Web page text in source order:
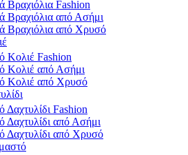
Βραχιόλια Fashion
Βραχιόλια από Ασήμι
Βραχιόλια από Χρυσό
Κολιέ Fashion
Κολιέ από Ασήμι
Κολιέ από Χρυσό
Δαχτυλίδι Fashion
Δαχτυλίδι από Ασήμι
Δαχτυλίδι από Χρυσό